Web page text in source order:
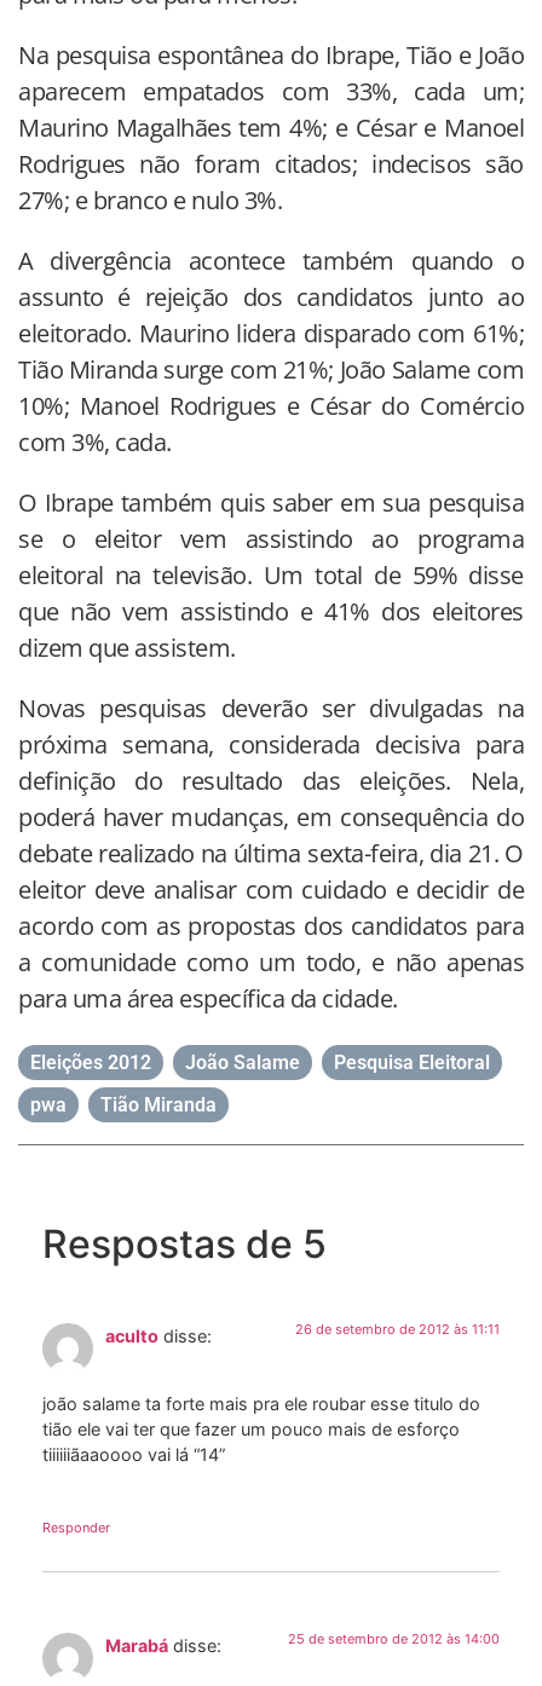
Na pesquisa espontânea do Ibrape, Tião e João
aparecem empatados com 33%, cada um;
Maurino Magalhães tem 4%; e César e Manoel
Rodrigues não foram citados; indecisos são
27%; e branco e nulo 3%.
A divergência acontece também quando o
assunto é rejeição dos candidatos junto ao
eleitorado. Maurino lidera disparado com 61%;
Tião Miranda surge com 21%; João Salame com
10%; Manoel Rodrigues e César do Comércio
com 3%, cada.
O Ibrape também quis saber em sua pesquisa
se o eleitor vem assistindo ao programa
eleitoral na televisão. Um total de 59% disse
que não vem assistindo e 41% dos eleitores
dizem que assistem.
Novas pesquisas deverão ser divulgadas na
próxima semana, considerada decisiva para
definição do resultado das eleições. Nela,
poderá haver mudanças, em consequência do
debate realizado na última sexta-feira, dia 21. O
eleitor deve analisar com cuidado e decidir de
acordo com as propostas dos candidatos para
a comunidade como um todo, e não apenas
para uma área específica da cidade.
Eleições 2012 João Salame Pesquisa Eleitoral
pwa
Tião Miranda
Respostas de 5
aculto disse: 26 de setembro de 2012 às 11:11
joão salame ta forte mais pra ele roubar esse titulo do
tião ele vai ter que fazer um pouco mais de esforço
tiiiiiiãaaoooo vai lá “14”
Responder
Marabá disse: 25 de setembro de 2012 às 14:00